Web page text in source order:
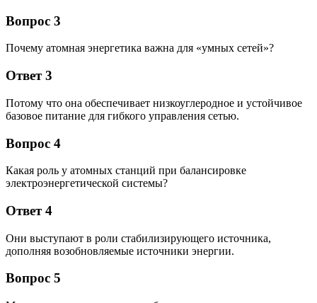
Вопрос 3
Почему атомная энергетика важна для «умных сетей»?
Ответ 3
Потому что она обеспечивает низкоуглеродное и устойчивое
базовое питание для гибкого управления сетью.
Вопрос 4
Какая роль у атомных станций при балансировке
электроэнергетической системы?
Ответ 4
Они выступают в роли стабилизирующего источника,
дополняя возобновляемые источники энергии.
Вопрос 5